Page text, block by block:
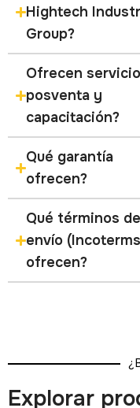
Hightech
Group?
Ofrecen servicio
posventa y
capacitación?
Qué garantía
ofrecen?
Qué términos de
envío
ofrecen?
Explorar